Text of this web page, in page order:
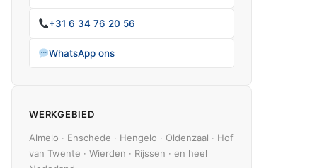
+31 6 34 76 20 56
WhatsApp ons
WERKGEBIED
Almelo · Enschede · Hengelo · Oldenzaal · Hof
van Twente · Wierden · Rijssen · en heel